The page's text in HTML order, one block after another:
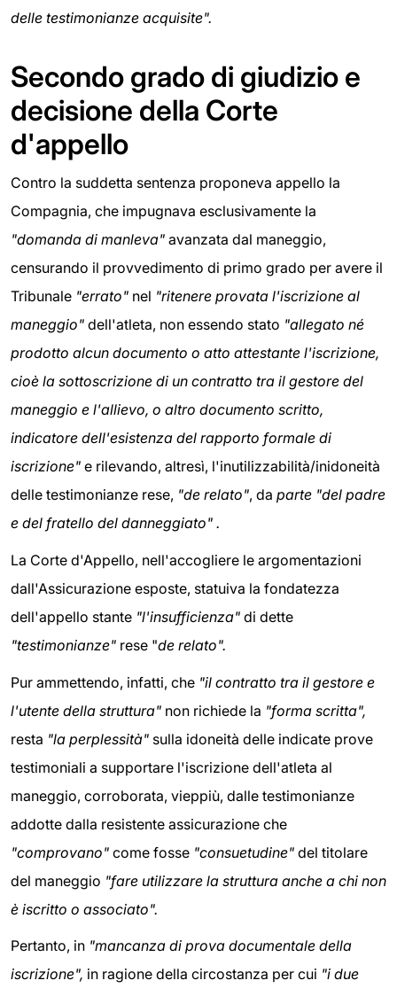
delle testimonianze acquisite".
Secondo grado di giudizio e
decisione della Corte
d'appello
Contro la suddetta sentenza proponeva appello la
Compagnia, che impugnava esclusivamente la
"domanda di manleva" avanzata dal maneggio,
censurando il provvedimento di primo grado per avere il
Tribunale "errato" nel "ritenere provata l'iscrizione al
maneggio" dell'atleta, non essendo stato "allegato né
prodotto alcun documento o atto attestante l'iscrizione,
cioè la sottoscrizione di un contratto tra il gestore del
maneggio e l'allievo, o altro documento scritto,
indicatore dell'esistenza del rapporto formale di
iscrizione" e rilevando, altresì, l'inutilizzabilità/inidoneità
delle testimonianze rese, "de relato", da parte "del padre
e del fratello del danneggiato" .
La Corte d'Appello, nell'accogliere le argomentazioni
dall'Assicurazione esposte, statuiva la fondatezza
dell'appello stante "l'insufficienza" di dette
"testimonianze" rese "de relato".
Pur ammettendo, infatti, che "il contratto tra il gestore e
l'utente della struttura" non richiede la "forma scritta",
resta "la perplessità" sulla idoneità delle indicate prove
testimoniali a supportare l'iscrizione dell'atleta al
maneggio, corroborata, vieppiù, dalle testimonianze
addotte dalla resistente assicurazione che
"comprovano" come fosse "consuetudine" del titolare
del maneggio "fare utilizzare la struttura anche a chi non
è iscritto o associato".
Pertanto, in "mancanza di prova documentale della
iscrizione", in ragione della circostanza per cui "i due